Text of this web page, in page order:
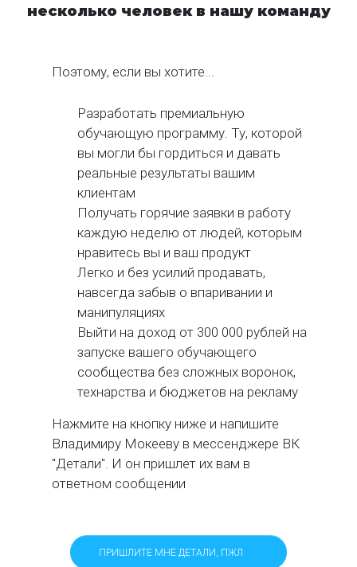
несколько человек в нашу команду
Поэтому, если вы хотите...
Разработать премиальную
обучающую программу. Ту, которой
вы могли бы гордиться и давать
реальные результаты вашим
клиентам
Получать горячие заявки в работу
каждую неделю от людей, которым
нравитесь вы и ваш продукт
Легко и без усилий продавать,
навсегда забыв о впаривании и
манипуляциях
Выйти на доход от 300 000 рублей на
запуске вашего обучающего
сообщества без сложных воронок,
технарства и бюджетов на рекламу
Нажмите на кнопку ниже и напишите
Владимиру Мокееву в мессенджере ВК
"Детали". И он пришлет их вам в
ответном сообщении
ПРИШЛИТЕ МНЕ ДЕТАЛИ, ПЖЛ